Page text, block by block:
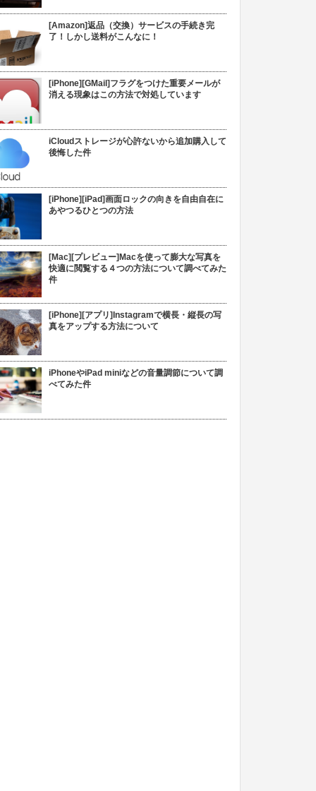
[Amazon]返品（交換）サービスの手続き完
了！しかし送料がこんなに！
[iPhone][GMail]フラグをつけた重要メールが
消える現象はこの方法で対処しています
iCloudストレージが心許ないから追加購入して
後悔した件
[iPhone][iPad]画面ロックの向きを自由自在に
あやつるひとつの方法
[Mac][プレビュー]Macを使って膨大な写真を
快適に閲覧する４つの方法について調べてみた
件
[iPhone][アプリ]Instagramで横長・縦長の写
真をアップする方法について
iPhoneやiPad miniなどの音量調節について調
べてみた件